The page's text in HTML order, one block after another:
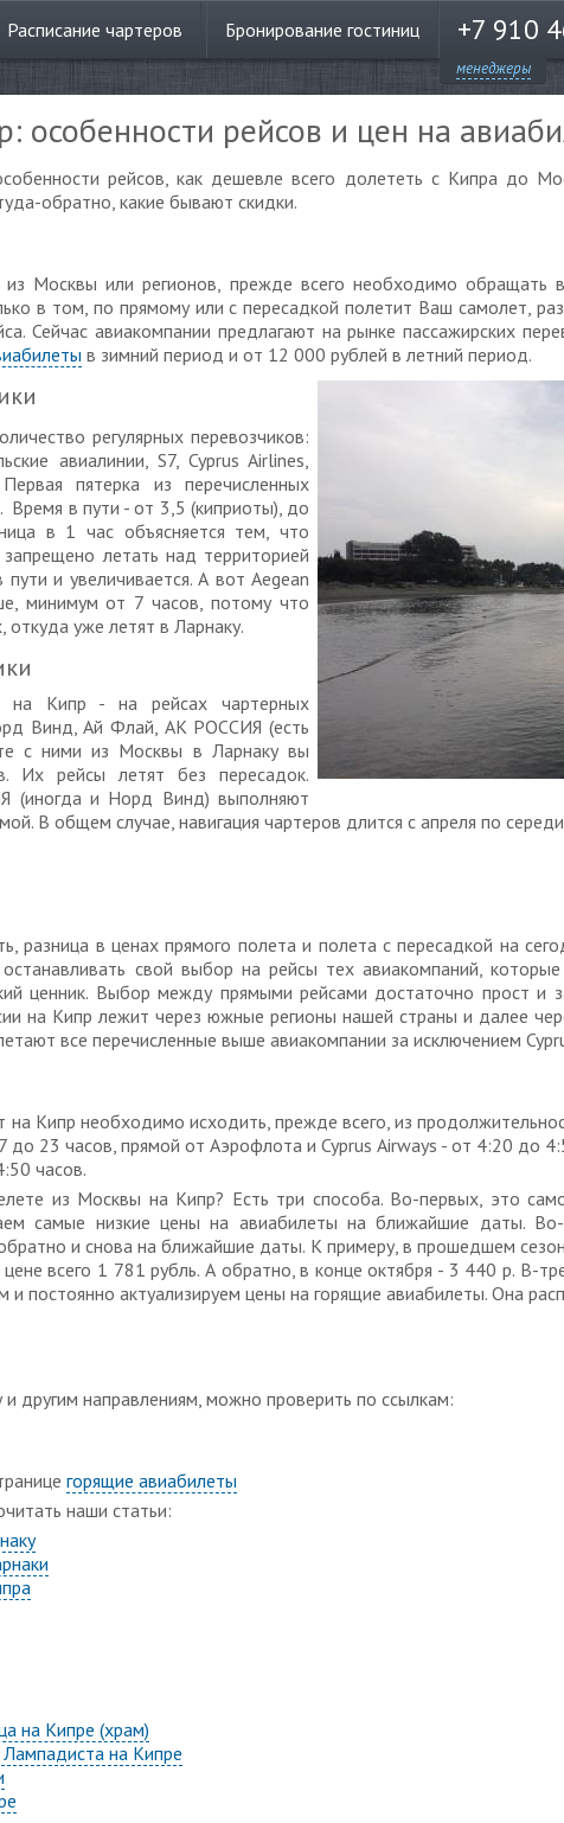
Расписание чартеров Бронирование гостиниц +7 910
менеджеры
особенности рейсов и цен на
рейсов, как дешевле всего долететь с Кипра до
обратно, какие бывают скидки.
Москвы или регионов, прежде всего необходимо обращать
в том, по прямому или с пересадкой полетит Ваш самолет,
Сейчас авиакомпании предлагают на рынке пассажирских
в зимний период и от 12 000 рублей в летний период.
регулярных перевозчиков:
авиалинии, S7, Cyprus Airlines,
пятерка из перечисленных
Время в пути - от 3,5 (киприоты), до
в 1 час объясняется тем, что
летать над территорией
и увеличивается. А вот Aegean
минимум от 7 часов, потому что
уже летят в Ларнаку.
на Кипр - на рейсах чартерных
Винд, Ай Флай, АК РОССИЯ (есть
с ними из Москвы в Ларнаку вы
Их рейсы летят без пересадок.
(иногда и Норд Винд) выполняют
В общем случае, навигация чартеров длится с апреля по
разница в ценах прямого полета и полета с пересадкой на
свой выбор на рейсы тех авиакомпаний,
ценник. Выбор между прямыми рейсами достаточно прост и
на Кипр лежит через южные регионы нашей страны и далее
все перечисленные выше авиакомпании за исключением
на Кипр необходимо исходить, прежде всего, из
до 23 часов, прямой от Аэрофлота и Cyprus Airways - от 4:20 до
часов.
из Москвы на Кипр? Есть три способа. Во-первых, это
самые низкие цены на авиабилеты на ближайшие даты.
и снова на ближайшие даты. К примеру, в прошедшем
всего 1 781 рубль. А обратно, в конце октября - 3 440 р. В-
и постоянно актуализируем цены на горящие авиабилеты. Она
другим направлениям, можно проверить по ссылкам:
горящие авиабилеты
наши статьи:
на Кипре (храм)
на Кипре